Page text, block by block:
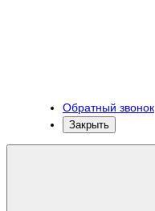
Обратный звонок
Закрыть